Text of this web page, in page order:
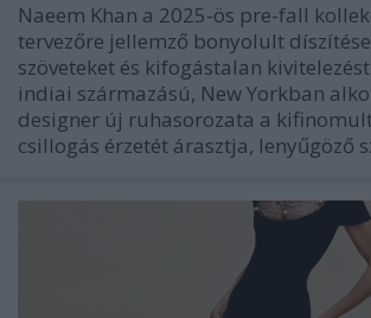
Naeem Khan a 2025-ös pre-fall
tervezőre jellemző bonyolult
szöveteket és kifogástalan
indiai származású, New Yorkban
designer új ruhasorozata a
csillogás érzetét árasztja, lenyűgöző